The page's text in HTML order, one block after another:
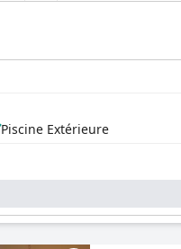
Piscine Extérieure